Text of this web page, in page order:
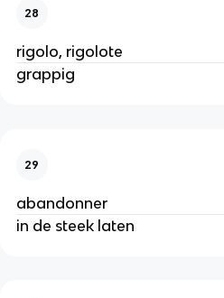
28
rigolo, rigolote
grappig
29
abandonner
in de steek laten